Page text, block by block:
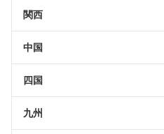
関西
中国
四国
九州